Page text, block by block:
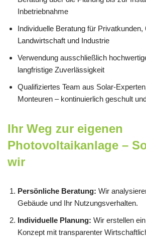
Inbetriebnahme
Individuelle Beratung für Privatkunden,
Landwirtschaft und Industrie
Verwendung ausschließlich
langfristige Zuverlässigkeit
Qualifiziertes Team aus Solar-
Monteuren – kontinuierlich geschult
Ihr Weg zur eigenen
Photovoltaikanlage –
wir
Persönliche Beratung: Wir
Gebäude und Ihr Nutzungsverhalten.
Individuelle Planung: Wir erstellen
Konzept mit transparenter